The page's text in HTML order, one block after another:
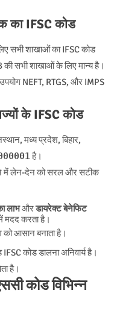
का IFSC कोड
सभी शाखाओं का IFSC कोड
की सभी शाखाओं के लिए मान्य है।
NEFT, RTGS, और IMPS
के IFSC कोड
मध्य प्रदेश, बिहार,
है।
में लेन-देन को सरल और सटीक
लाभऔरडायरेक्ट बेनेफिट
मदद करता है।
आसान बनाता है।
कोड डालना अनिवार्य है।
है।
कोडविभिन्न